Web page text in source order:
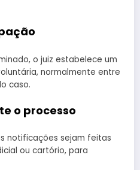
o juiz estabelece um
normalmente entre
caso.
o processo
notificações sejam feitas
ou cartório, para